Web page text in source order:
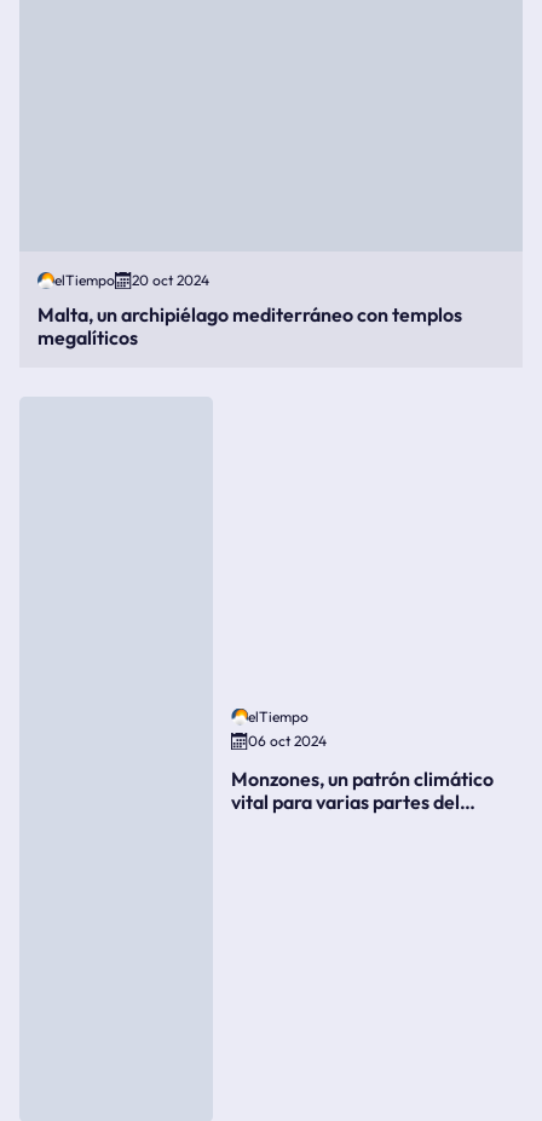
elTiempo 20 oct 2024
Malta, un archipiélago mediterráneo con templos
megalíticos
elTiempo
06 oct 2024
Monzones, un patrón climático
vital para varias partes del